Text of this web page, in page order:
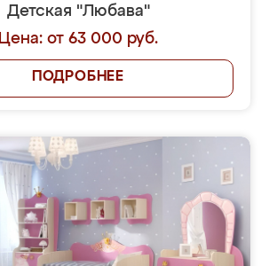
Детская "Любава"
Цена: от 63 000 руб.
ПОДРОБНЕЕ